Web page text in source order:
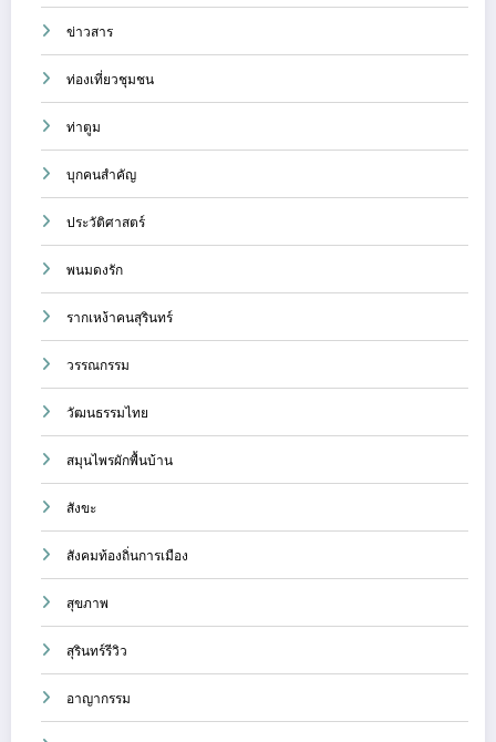
ข่าวสาร
ท่องเที่ยวชุมชน
ท่าตูม
บุกคนสำคัญ
ประวัติศาสตร์
พนมดงรัก
รากเหง้าคนสุรินทร์
วรรณกรรม
วัฒนธรรมไทย
สมุนไพรผักพื้นบ้าน
สังขะ
สังคมท้องถิ่นการเมือง
สุขภาพ
สุรินทร์รีวิว
อาญากรรม